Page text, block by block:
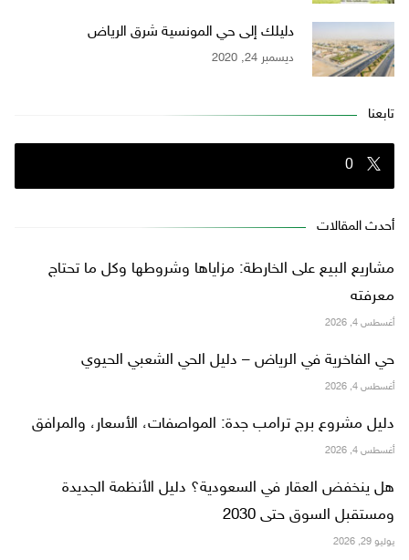
دليلك إلى حي المونسية شرق الرياض
ديسمبر 24, 2020
تابعنا
0
أحدث المقالات
مشاريع البيع على الخارطة: مزاياها وشروطها وكل ما تحتاج
معرفته
أغسطس 4, 2026
حي الفاخرية في الرياض – دليل الحي الشعبي الحيوي
أغسطس 4, 2026
دليل مشروع برج ترامب جدة: المواصفات، الأسعار، والمرافق
أغسطس 4, 2026
هل ينخفض العقار في السعودية؟ دليل الأنظمة الجديدة
ومستقبل السوق حتى 2030
يوليو 29, 2026